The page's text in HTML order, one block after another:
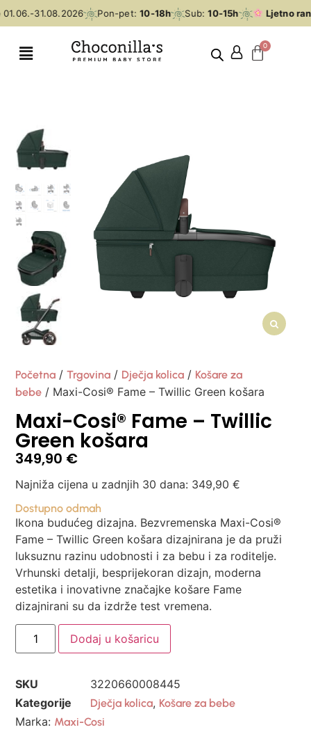
31.08.2026 Pon-pet:10-18h Sub:10-15h Ljetno
Početna /Trgovina / Dječja kolica / Košare za
bebe / Maxi-Cosi® Fame – Twillic Green košara
Maxi-Cosi® Fame – Twillic
Green košara
349,90 €
Najniža cijena u zadnjih 30 dana: 349,90€
Dostupno odmah
Ikona budućeg dizajna. Bezvremenska Maxi-Cosi®
Fame – Twillic Green košara dizajnirana je da pruži
luksuznu razinu udobnosti i za bebu i za roditelje.
Vrhunski detalji, besprijekoran dizajn, moderna
estetika i inovativne značajke košare Fame
dizajnirani su da izdrže test vremena.
Dodaj u košaricu
SKU
3220660008445
Kategorije
Dječja kolica, Košare za bebe
Marka: Maxi-Cosi